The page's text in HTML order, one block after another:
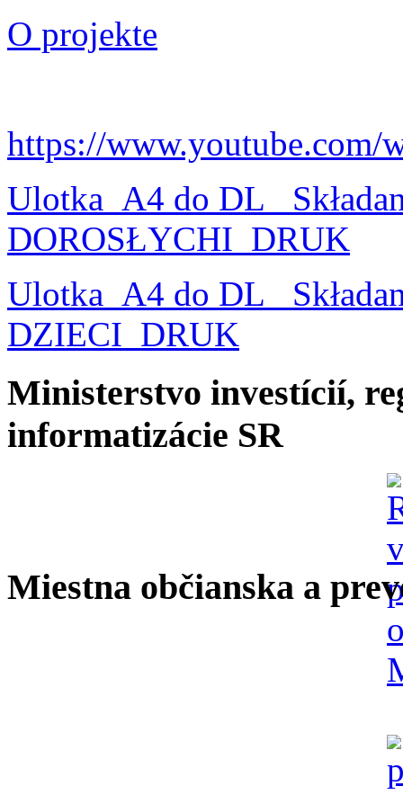
O projekte
https://www.youtube.com/
Ulotka_A4 do DL_
DOROSŁYCHI_DRUK
Ulotka_A4 do DL_
DZIECI_DRUK
Ministerstvo investícií,
informatizácie SR
Miestna občianska a